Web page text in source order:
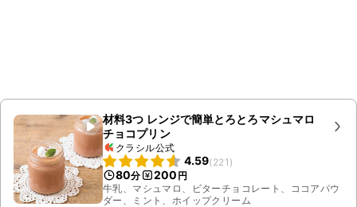
材料3つ レンジで簡単とろとろマシュマロ
チョコプリン
クラシル公式
4.59(221 )
80分 200 円
牛乳、マシュマロ、ビターチョコレート、ココアパウ
ダー、ミント、ホイップクリーム